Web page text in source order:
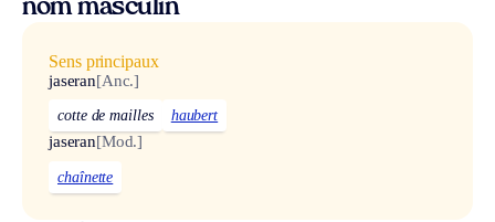
nom masculin
Sens principaux
jaseran[Anc.]
cotte de mailles haubert
jaseran[Mod.]
chaînette